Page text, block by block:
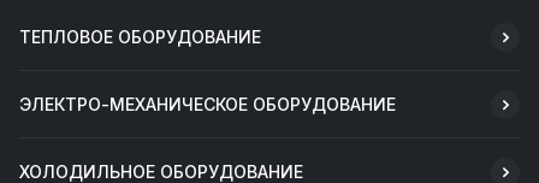
ТЕПЛОВОЕ ОБОРУДОВАНИЕ
ЭЛЕКТРО-МЕХАНИЧЕСКОЕ ОБОРУДОВАНИЕ
ХОЛОДИЛЬНОЕ ОБОРУДОВАНИЕ